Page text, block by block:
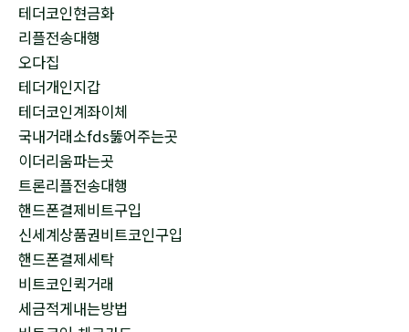
테더코인현금화
리플전송대행
오다집
테더개인지갑
테더코인계좌이체
국내거래소fds뚫어주는곳
이더리움파는곳
트론리플전송대행
핸드폰결제비트구입
신세계상품권비트코인구입
핸드폰결제세탁
비트코인퀵거래
세금적게내는방법